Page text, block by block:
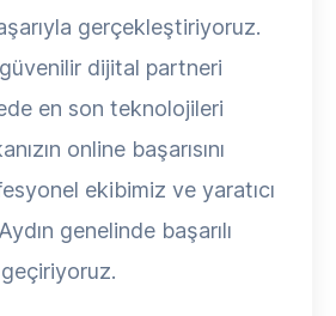
gerçekleştiriyoruz.
dijital partneri
en son teknolojileri
online başarısını
ekibimiz ve yaratıcı
genelinde başarılı